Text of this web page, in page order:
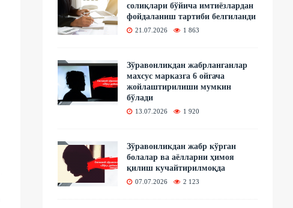
солиқлари бўйича имтиёзлардан
фойдаланиш тартиби белгиланди
21.07.2026 1 863
Зўравонликдан жабрланганлар
махсус марказга 6 ойгача
жойлаштирилиши мумкин
бўлади
13.07.2026 1 920
Зўравонликдан жабр кўрган
болалар ва аёлларни ҳимоя
қилиш кучайтирилмоқда
07.07.2026 2 123